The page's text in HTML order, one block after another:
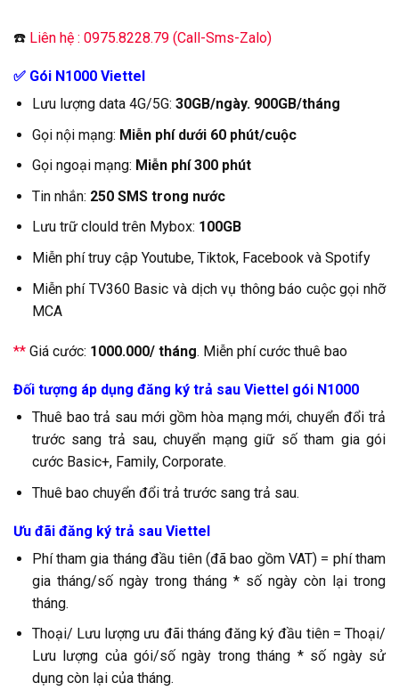
☎️ Liên hệ : 0975.8228.79 (Call-Sms-Zalo)
✅ Gói N1000 Viettel
Lưu lượng data 4G/5G: 30GB/ngày. 900GB/tháng
Gọi nội mạng: Miễn phí dưới 60 phút/cuộc
Gọi ngoại mạng: Miễn phí 300 phút
Tin nhắn: 250 SMS trong nước
Lưu trữ clould trên Mybox: 100GB
Miễn phí truy cập Youtube, Tiktok, Facebook và Spotify
Miễn phí TV360 Basic và dịch vụ thông báo cuộc gọi nhỡ
MCA
** Giá cước: 1000.000/ tháng. Miễn phí cước thuê bao
Đối tượng áp dụng đăng ký trả sau Viettel gói N1000
Thuê bao trả sau mới gồm hòa mạng mới, chuyển đổi trả
trước sang trả sau, chuyển mạng giữ số tham gia gói
cước Basic+, Family, Corporate.
Thuê bao chuyển đổi trả trước sang trả sau.
Ưu đãi đăng ký trả sau Viettel
Phí tham gia tháng đầu tiên (đã bao gồm VAT) = phí tham
gia tháng/số ngày trong tháng * số ngày còn lại trong
tháng.
Thoại/ Lưu lượng ưu đãi tháng đăng ký đầu tiên = Thoại/
Lưu lượng của gói/số ngày trong tháng * số ngày sử
dụng còn lại của tháng.